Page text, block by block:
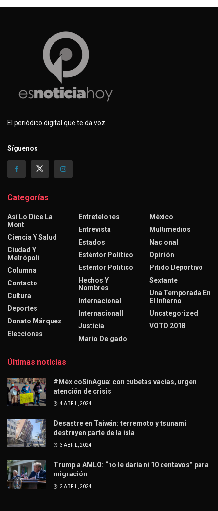
El periódico digital que te da voz.
Síguenos
Categorías
Así Lo Dice La
Mont
Ciencia Y Salud
Ciudad Y
Metrópoli
Columna
Contacto
Cultura
Deportes
Donato Márquez
Elecciones
Entretelones
Entrevista
Estados
Esténtor Político
Esténtor Político
Hechos Y
Nombres
Internacional
Internacionall
Justicia
Mario Delgado
México
Multimedios
Nacional
Opinión
Pitido Deportivo
Sextante
Una Temporada En
El Infierno
Uncategorized
VOTO 2018
Últimas noticias
#MéxicoSinAgua: con cubetas vacías, urgen
atención de crisis
4 ABRIL, 2024
Desastre en Taiwán: terremoto y tsunami
destruyen parte de la isla
3 ABRIL, 2024
Trump a AMLO: “no le daría ni 10 centavos” para
migración
2 ABRIL, 2024